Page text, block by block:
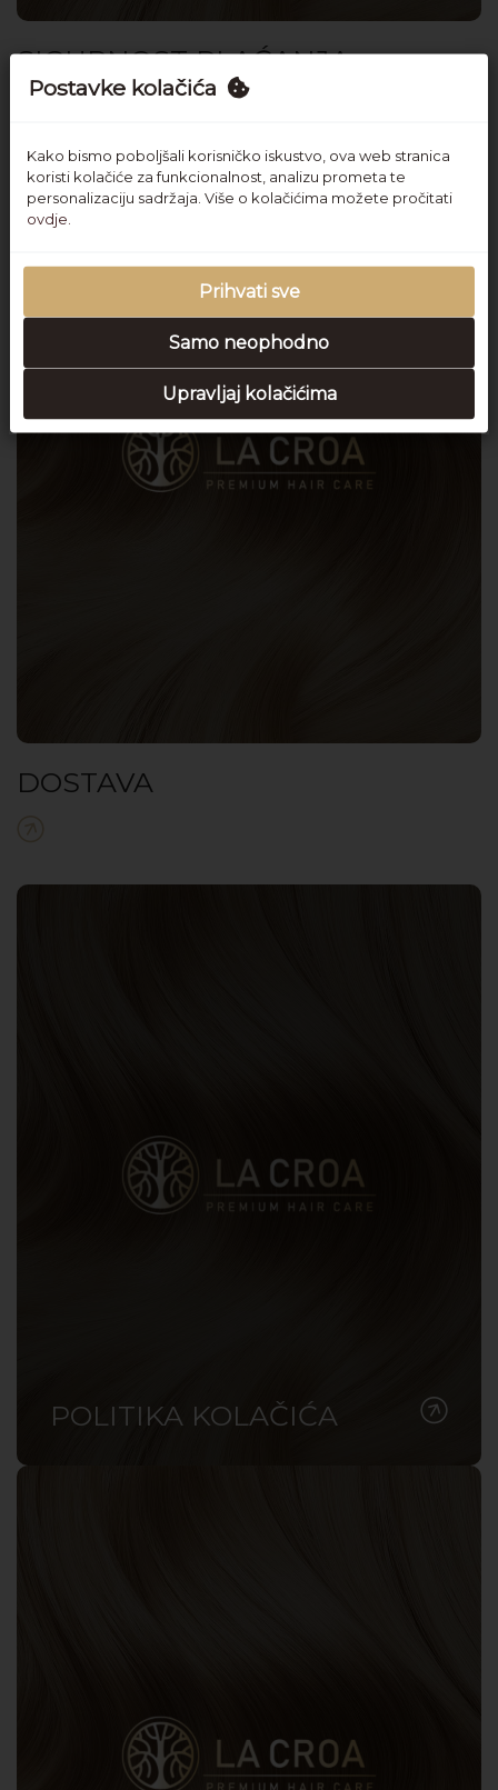
SIGURNOST PLAĆANJA
DOSTAVA
POLITIKA KOLAČIĆA
Postavke kolačića
Kako bismo poboljšali korisničko iskustvo, ova web stranica
koristi kolačiće za funkcionalnost, analizu prometa te
personalizaciju sadržaja. Više o kolačićima možete pročitati
ovdje.
Prihvati sve
Samo neophodno
Upravljaj kolačićima